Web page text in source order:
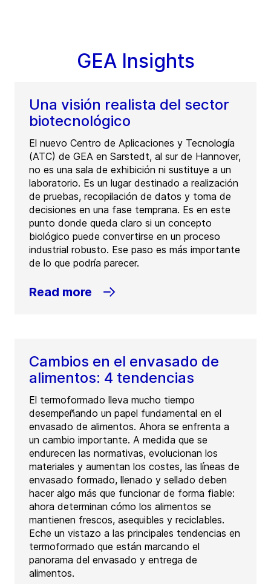
GEA Insights
Una visión realista del sector
biotecnológico
El nuevo Centro de Aplicaciones y Tecnología
(ATC) de GEA en Sarstedt, al sur de Hannover,
no es una sala de exhibición ni sustituye a un
laboratorio. Es un lugar destinado a realización
de pruebas, recopilación de datos y toma de
decisiones en una fase temprana. Es en este
punto donde queda claro si un concepto
biológico puede convertirse en un proceso
industrial robusto. Ese paso es más importante
de lo que podría parecer.
Read more
Cambios en el envasado de
alimentos: 4 tendencias
El termoformado lleva mucho tiempo
desempeñando un papel fundamental en el
envasado de alimentos. Ahora se enfrenta a
un cambio importante. A medida que se
endurecen las normativas, evolucionan los
materiales y aumentan los costes, las líneas de
envasado formado, llenado y sellado deben
hacer algo más que funcionar de forma fiable:
ahora determinan cómo los alimentos se
mantienen frescos, asequibles y reciclables.
Eche un vistazo a las principales tendencias en
termoformado que están marcando el
panorama del envasado y entrega de
alimentos.